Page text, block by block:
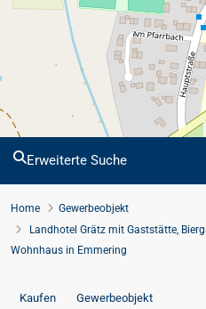
Erweiterte Suche
Home
Gewerbeobjekt
Landhotel Grätz mit Gaststätte,
Wohnhaus in Emmering
Kaufen Gewerbeobjekt